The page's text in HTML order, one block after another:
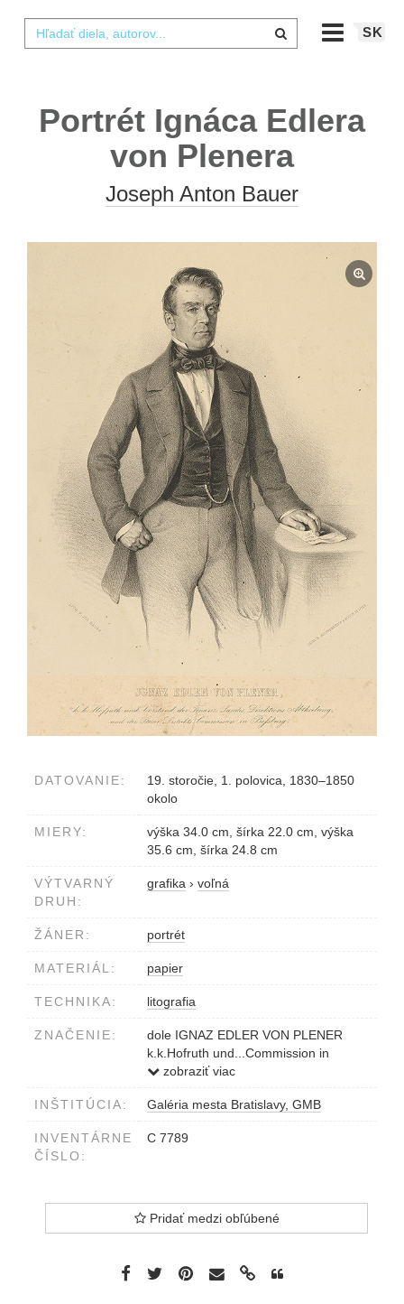
SK
Portrét Ignáca Edlera
von Plenera
Joseph Anton Bauer
DATOVANIE:
19. storočie, 1. polovica, 1830–1850
okolo
MIERY:
výška 34.0 cm, šírka 22.0 cm, výška
35.6 cm, šírka 24.8 cm
VÝTVARNÝ
DRUH:
grafika › voľná
ŽÁNER: portrét
MATERIÁL: papier
TECHNIKA: litografia
ZNAČENIE:
dole IGNAZ EDLER VON PLENER
k.k.Hofruth und...Commission in
Presburg
zobraziť viac
INŠTITÚCIA: Galéria mesta Bratislavy, GMB
INVENTÁRNE
ČÍSLO:
C 7789
Pridať medzi obľúbené